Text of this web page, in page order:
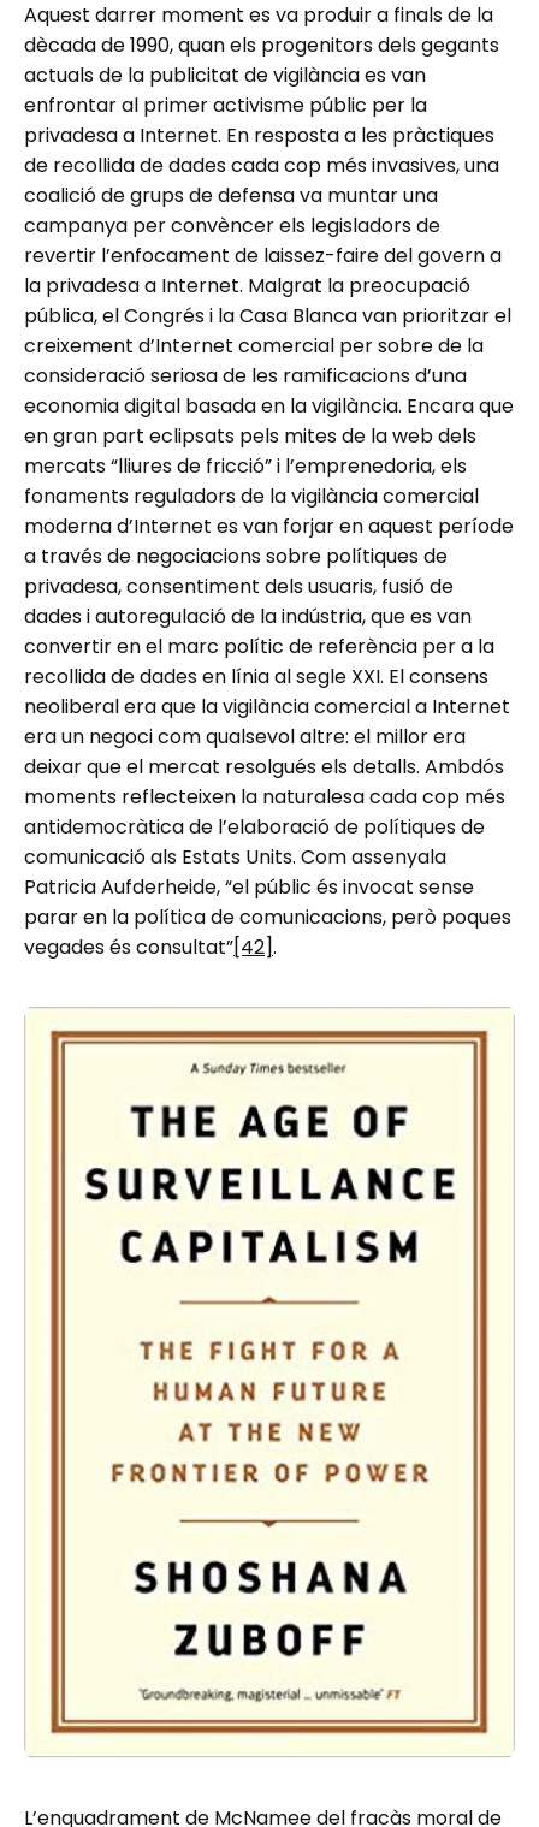
Aquest darrer moment es va produir a finals de la
dècada de 1990, quan els progenitors dels gegants
actuals de la publicitat de vigilància es van
enfrontar al primer activisme públic per la
privadesa a Internet. En resposta a les pràctiques
de recollida de dades cada cop més invasives, una
coalició de grups de defensa va muntar una
campanya per convèncer els legisladors de
revertir l’enfocament de laissez-faire del govern a
la privadesa a Internet. Malgrat la preocupació
pública, el Congrés i la Casa Blanca van prioritzar el
creixement d’Internet comercial per sobre de la
consideració seriosa de les ramificacions d’una
economia digital basada en la vigilància. Encara que
en gran part eclipsats pels mites de la web dels
mercats “lliures de fricció” i l’emprenedoria, els
fonaments reguladors de la vigilància comercial
moderna d’Internet es van forjar en aquest període
a través de negociacions sobre polítiques de
privadesa, consentiment dels usuaris, fusió de
dades i autoregulació de la indústria, que es van
convertir en el marc polític de referència per a la
recollida de dades en línia al segle XXI. El consens
neoliberal era que la vigilància comercial a Internet
era un negoci com qualsevol altre: el millor era
deixar que el mercat resolgués els detalls. Ambdós
moments reflecteixen la naturalesa cada cop més
antidemocràtica de l’elaboració de polítiques de
comunicació als Estats Units. Com assenyala
Patricia Aufderheide, “el públic és invocat sense
parar en la política de comunicacions, però poques
vegades és consultat”[42].
L’enquadrament de McNamee del fracàs moral de